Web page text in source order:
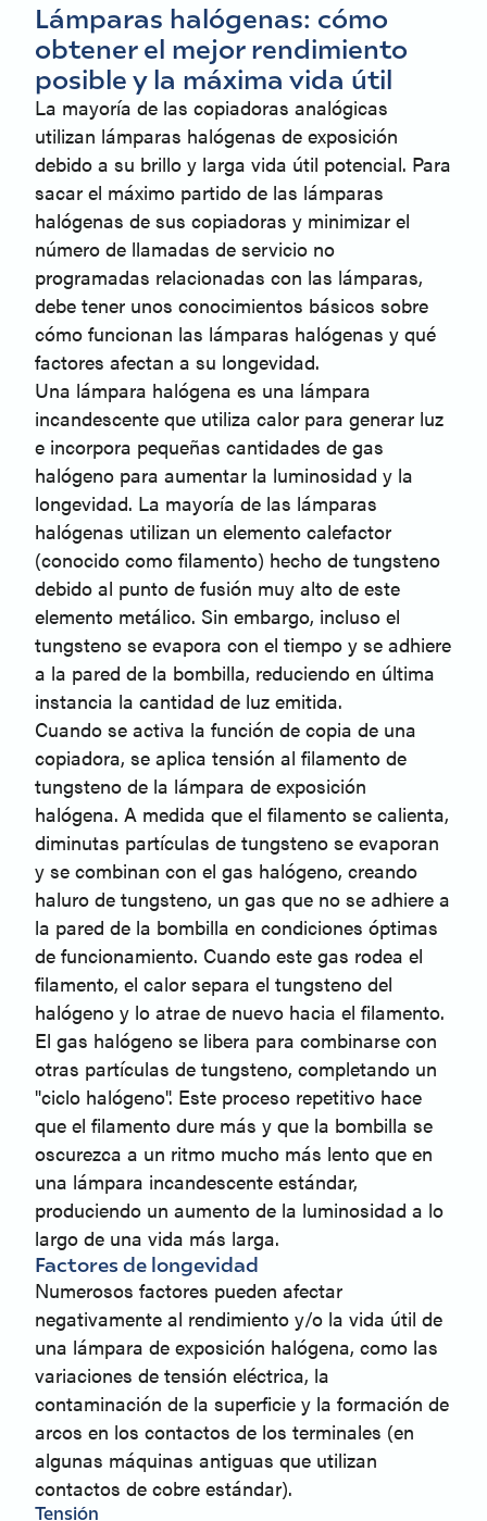
Lámparas halógenas: cómo
obtener el mejor rendimiento
posible y la máxima vida útil
La mayoría de las copiadoras analógicas
utilizan lámparas halógenas de exposición
debido a su brillo y larga vida útil potencial. Para
sacar el máximo partido de las lámparas
halógenas de sus copiadoras y minimizar el
número de llamadas de servicio no
programadas relacionadas con las lámparas,
debe tener unos conocimientos básicos sobre
cómo funcionan las lámparas halógenas y qué
factores afectan a su longevidad.
Una lámpara halógena es una lámpara
incandescente que utiliza calor para generar luz
e incorpora pequeñas cantidades de gas
halógeno para aumentar la luminosidad y la
longevidad. La mayoría de las lámparas
halógenas utilizan un elemento calefactor
(conocido como filamento) hecho de tungsteno
debido al punto de fusión muy alto de este
elemento metálico. Sin embargo, incluso el
tungsteno se evapora con el tiempo y se adhiere
a la pared de la bombilla, reduciendo en última
instancia la cantidad de luz emitida.
Cuando se activa la función de copia de una
copiadora, se aplica tensión al filamento de
tungsteno de la lámpara de exposición
halógena. A medida que el filamento se calienta,
diminutas partículas de tungsteno se evaporan
y se combinan con el gas halógeno, creando
haluro de tungsteno, un gas que no se adhiere a
la pared de la bombilla en condiciones óptimas
de funcionamiento. Cuando este gas rodea el
filamento, el calor separa el tungsteno del
halógeno y lo atrae de nuevo hacia el filamento.
El gas halógeno se libera para combinarse con
otras partículas de tungsteno, completando un
"ciclo halógeno". Este proceso repetitivo hace
que el filamento dure más y que la bombilla se
oscurezca a un ritmo mucho más lento que en
una lámpara incandescente estándar,
produciendo un aumento de la luminosidad a lo
largo de una vida más larga.
Factores de longevidad
Numerosos factores pueden afectar
negativamente al rendimiento y/o la vida útil de
una lámpara de exposición halógena, como las
variaciones de tensión eléctrica, la
contaminación de la superficie y la formación de
arcos en los contactos de los terminales (en
algunas máquinas antiguas que utilizan
contactos de cobre estándar).
Tensión